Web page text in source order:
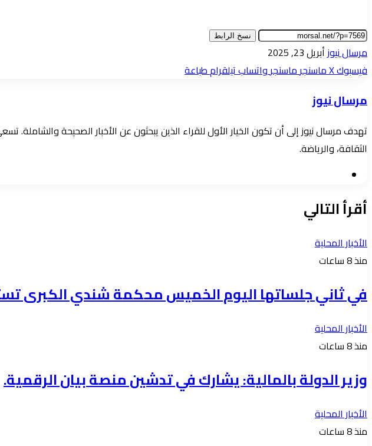
نسخ الرابط
مرسال نيوزأرسل
بريدا
أبريل 23, 2025
فيسبوك‫Xماسنجرماسنجرواتسابتيلقرامطباعة
مرسال نيوز
تهدف مرسال نيوز إلى أن تكون الخيار الأول للقراء الذين يبحثون عن الأخبار الصحيحة
الثقافة، والرياضة.
أقرأ التالي
الأخبار المحلية
منذ 8 ساعات
في ثاني جلساتها اليوم الخميس محكمة شندي الكبرى
الأخبار المحلية
منذ 8 ساعات
وزير الدولة بالمالية: يشارك في تدشين منصة بيان الرقمية.
الأخبار المحلية
منذ 8 ساعات